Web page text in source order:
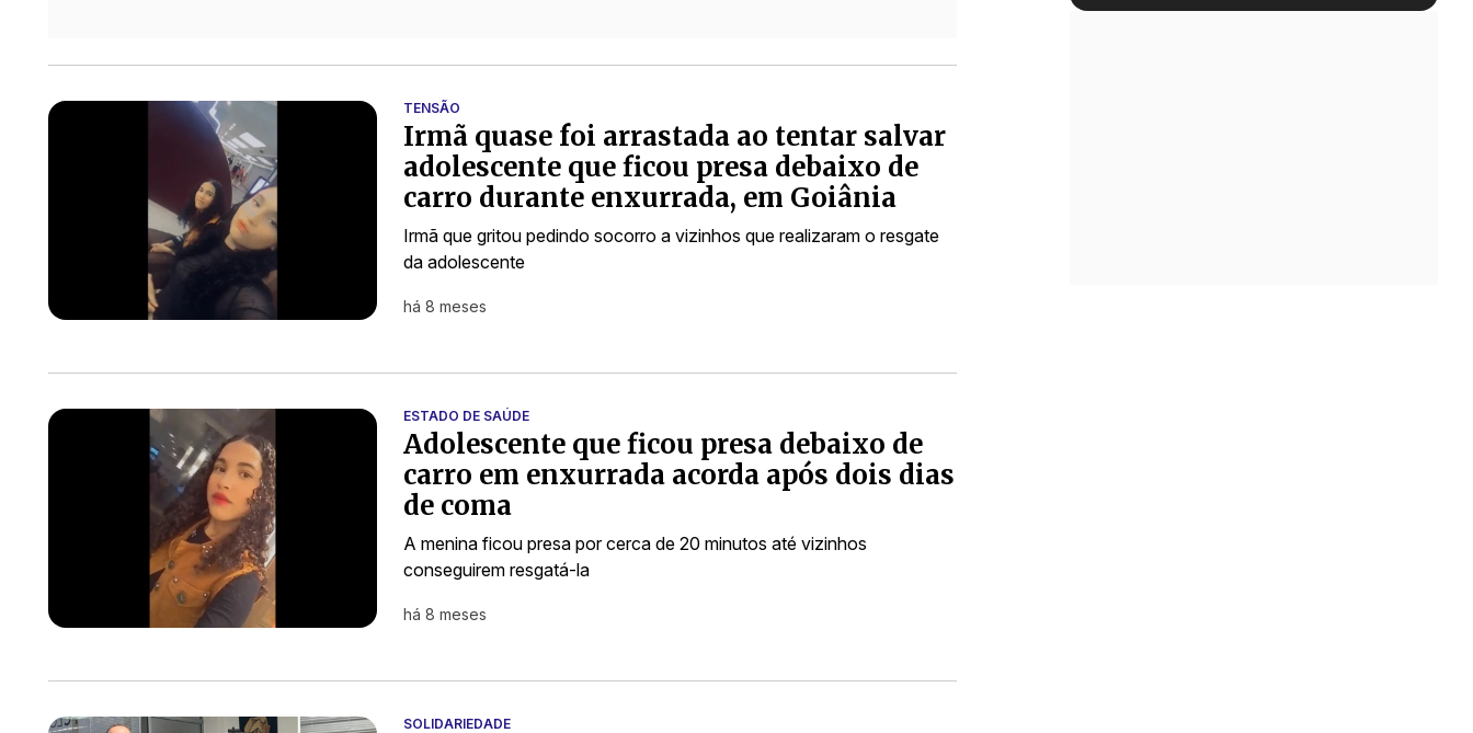
TENSÃO
Irmã quase foi arrastada ao tentar salvar
adolescente que ficou presa debaixo de
carro durante enxurrada, em Goiânia
Irmã que gritou pedindo socorro a vizinhos que realizaram o resgate
da adolescente
há 8 meses
ESTADO DE SAÚDE
Adolescente que ficou presa debaixo de
carro em enxurrada acorda após dois dias
de coma
A menina ficou presa por cerca de 20 minutos até vizinhos
conseguirem resgatá-la
há 8 meses
SOLIDARIEDADE